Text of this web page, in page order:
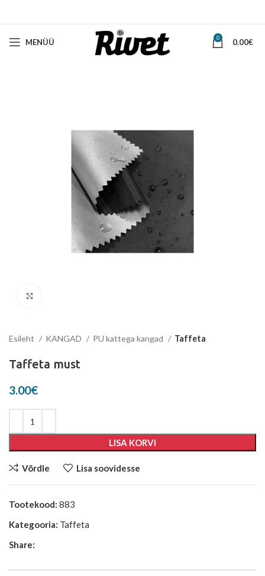
MENÜÜ 0 0.00€
Esileht KANGAD PU kattega kangad Taffeta
Taffeta must
3.00€
LISA KORVI
Võrdle Lisa soovidesse
Tootekood: 883
Kategooria: Taffeta
Share: